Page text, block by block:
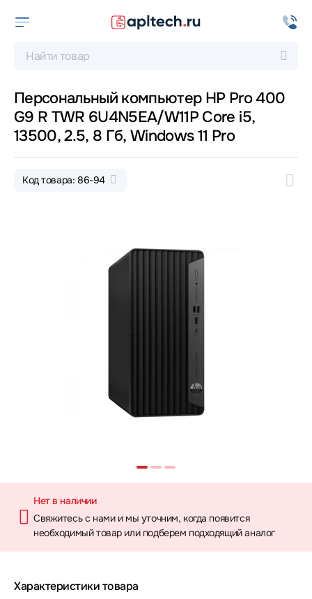
Персональный компьютер HP Pro 400
G9 R TWR 6U4N5EA/W11P Core i5,
13500, 2.5, 8 Гб, Windows 11 Pro
Код товара: 86-94
Нет в наличии
Свяжитесь с нами и мы уточним, когда появится
необходимый товар или подберем подходящий аналог
Характеристики товара